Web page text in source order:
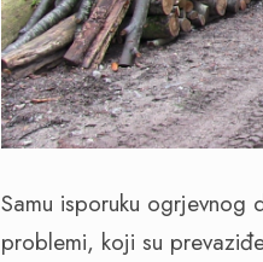
Samu isporuku
problemi, koji su